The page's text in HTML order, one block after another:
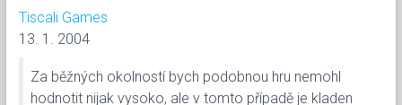
Tiscali Games
13. 1. 2004
Za běžných okolností bych podobnou hru nemohl
hodnotit nijak vysoko, ale v tomto případě je kladen